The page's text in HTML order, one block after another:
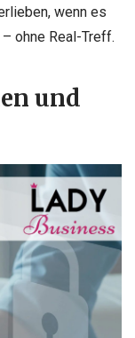
wenn es
ohne Real-Treff.
und